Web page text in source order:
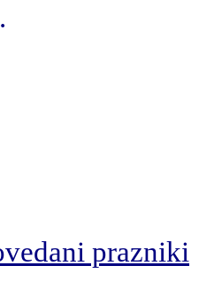
prazniki